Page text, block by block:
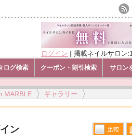
ログ検索 クーポン・割引検索 サロン
ログイン | 掲載ネイルサロン
MARBLE
ギャラリー
ン